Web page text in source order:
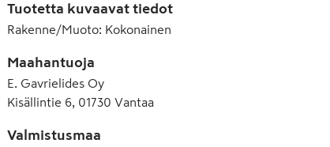
Tuotetta kuvaavat tiedot
Rakenne/Muoto: Kokonainen
Maahantuoja
E. Gavrielides Oy
Kisällintie 6, 01730 Vantaa
Valmistusmaa